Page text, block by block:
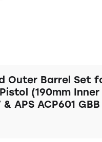
Outer Barrel Set
(190mm
APS ACP601 GBB